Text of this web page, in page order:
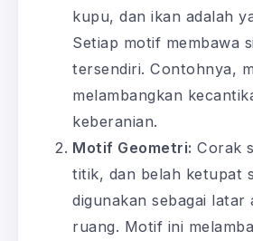
kupu, dan ikan adalah
Setiap motif membawa
tersendiri. Contohnya,
melambangkan
keberanian.
Motif Geometri: Corak
titik, dan belah ketupat
digunakan sebagai latar
ruang. Motif ini